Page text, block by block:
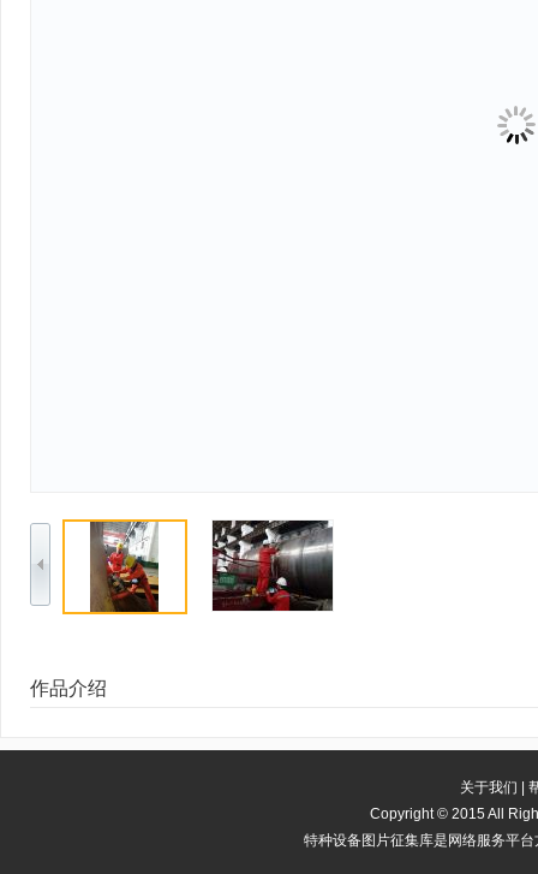
作品介绍
关于我们 |
Copyright© 2015 All
特种设备图片征集库是网络服务平